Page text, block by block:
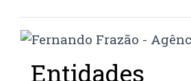
Entidades